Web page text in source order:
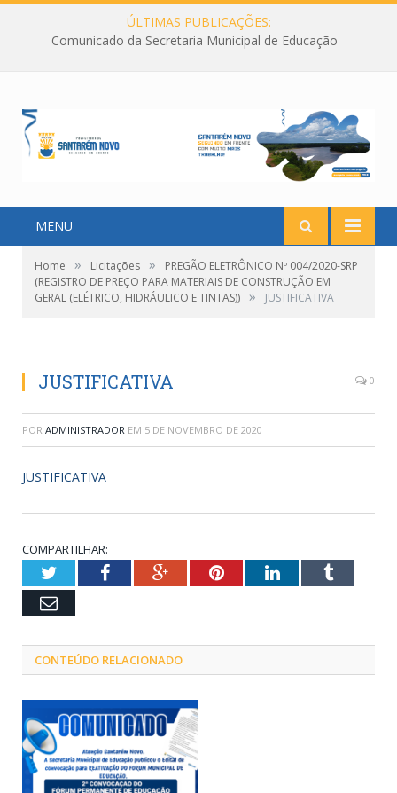
ÚLTIMAS PUBLICAÇÕES:
Comunicado da Secretaria Municipal de Educação
MENU
Home » Licitações »
PREGÃO ELETRÔNICO Nº 004/2020-SRP
(REGISTRO DE PREÇO PARA MATERIAIS DE CONSTRUÇÃO EM
GERAL (ELÉTRICO, HIDRÁULICO E TINTAS)) » JUSTIFICATIVA
JUSTIFICATIVA 0
POR ADMINISTRADOR EM 5 DE NOVEMBRO DE 2020
JUSTIFICATIVA
COMPARTILHAR:
TwitterFacebookGoogle+PinterestLinkedInTumblr
Email
CONTEÚDO RELACIONADO